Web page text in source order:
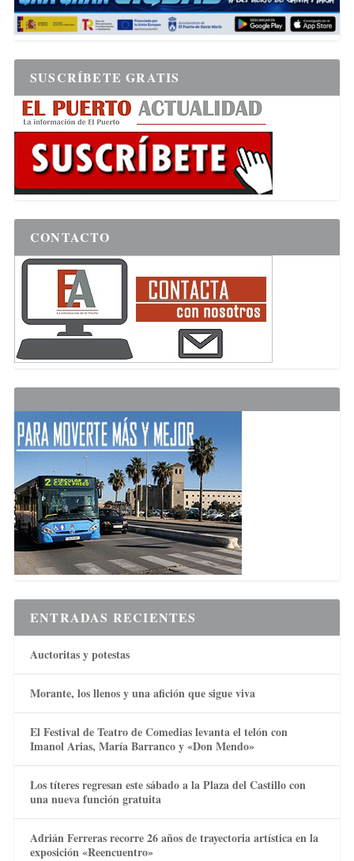
SUSCRÍBETE GRATIS
CONTACTO
ENTRADAS RECIENTES
Auctoritas y potestas
Morante, los llenos y una afición que sigue viva
El Festival de Teatro de Comedias levanta el telón con
Imanol Arias, María Barranco y «Don Mendo»
Los títeres regresan este sábado a la Plaza del Castillo con
una nueva función gratuita
Adrián Ferreras recorre 26 años de trayectoria artística en la
exposición «Reencuentro»